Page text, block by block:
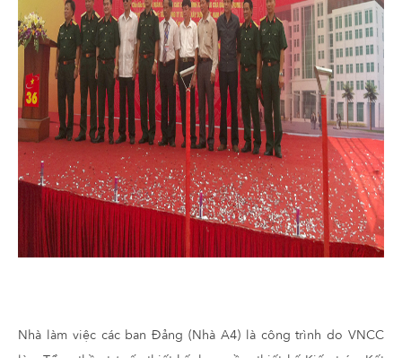
Nhà làm việc các ban Đảng (Nhà A4) là công trình do VNCC